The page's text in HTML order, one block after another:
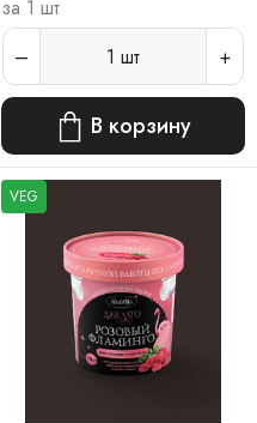
за 1 шт
1 шт
В корзину
VEG